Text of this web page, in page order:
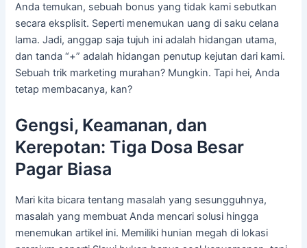
Anda temukan, sebuah bonus yang tidak kami sebutkan
secara eksplisit. Seperti menemukan uang di saku celana
lama. Jadi, anggap saja tujuh ini adalah hidangan utama,
dan tanda “+” adalah hidangan penutup kejutan dari kami.
Sebuah trik marketing murahan? Mungkin. Tapi hei, Anda
tetap membacanya, kan?
Gengsi, Keamanan, dan
Kerepotan: Tiga Dosa Besar
Pagar Biasa
Mari kita bicara tentang masalah yang sesungguhnya,
masalah yang membuat Anda mencari solusi hingga
menemukan artikel ini. Memiliki hunian megah di lokasi